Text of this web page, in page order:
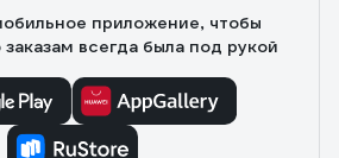
комнату 16 м. и прихожую 7 м.
приложение, чтобы
всегда была под рукой